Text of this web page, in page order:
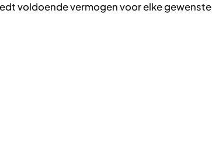
voldoende vermogen voor elke gewenste